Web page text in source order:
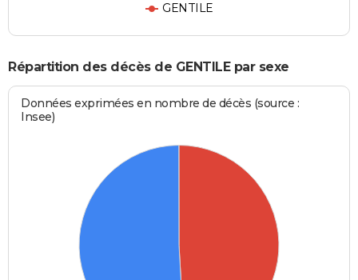
GENTILE
Répartition des décès de GENTILE par sexe
Données exprimées en nombre de décès (source :
Insee)